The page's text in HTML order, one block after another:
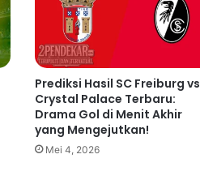
Prediksi Hasil SC Freiburg vs
Crystal Palace Terbaru:
Drama Gol di Menit Akhir
yang Mengejutkan!
Mei 4, 2026